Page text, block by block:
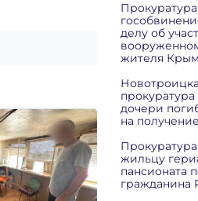
делу об
жителя
дочери
на
жильцу
пансионата
гражданина